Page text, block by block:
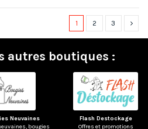
1 2 3
autres boutiques :
Neuvaines
bougies
Flash Destockage
Offres et promotions